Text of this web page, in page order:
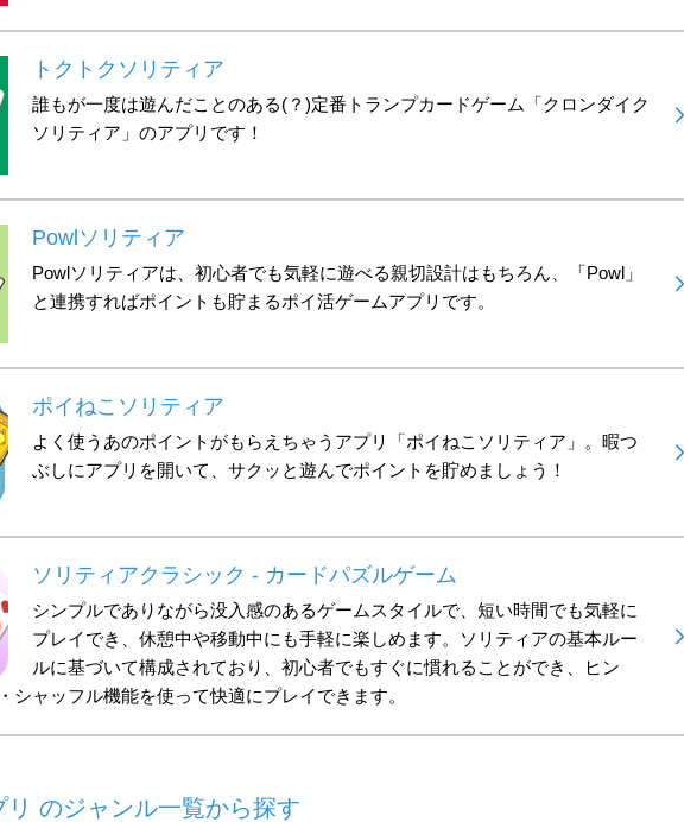
トクトクソリティア
誰もが一度は遊んだことのある(？)定番トランプカードゲーム「クロンダイク
ソリティア」のアプリです！
Powlソリティア
Powlソリティアは、初心者でも気軽に遊べる親切設計はもちろん、「Powl」
と連携すればポイントも貯まるポイ活ゲームアプリです。
ポイねこソリティア
よく使うあのポイントがもらえちゃうアプリ「ポイねこソリティア」。暇つ
ぶしにアプリを開いて、サクッと遊んでポイントを貯めましょう！
ソリティアクラシック - カードパズルゲーム
シンプルでありながら没入感のあるゲームスタイルで、短い時間でも気軽に
プレイでき、休憩中や移動中にも手軽に楽しめます。ソリティアの基本ルー
ルに基づいて構成されており、初心者でもすぐに慣れることができ、ヒン
シャッフル機能を使って快適にプレイできます。
リ のジャンル一覧から探す